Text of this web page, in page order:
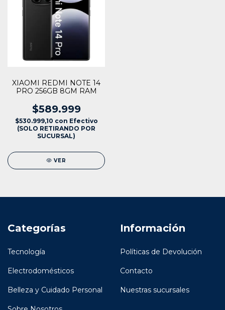
XIAOMI REDMI NOTE 14
PRO 256GB 8GM RAM
$589.999
$530.999,10 con Efectivo
(SOLO RETIRANDO POR
SUCURSAL)
VER
Categorías
Tecnología
Electrodomésticos
Belleza y Cuidado Personal
Información
Políticas de Devolución
Contacto
Nuestras sucursales